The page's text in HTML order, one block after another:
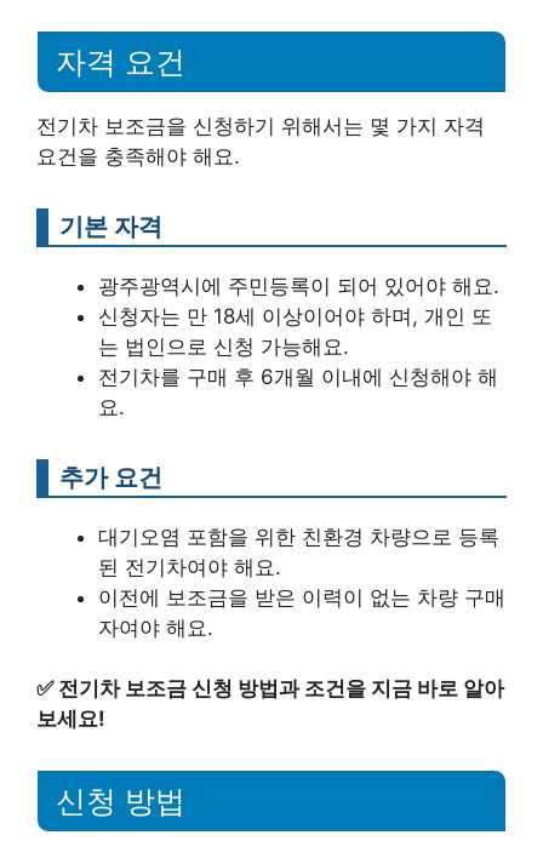
자격 요건
전기차 보조금을 신청하기 위해서는 몇 가지 자격
요건을 충족해야 해요.
기본 자격
광주광역시에 주민등록이 되어 있어야 해요.
신청자는 만 18세 이상이어야 하며, 개인 또
는 법인으로 신청 가능해요.
전기차를 구매 후 6개월 이내에 신청해야 해
요.
추가 요건
대기오염 포함을 위한 친환경 차량으로 등록
된 전기차여야 해요.
이전에 보조금을 받은 이력이 없는 차량 구매
자여야 해요.
✅ 전기차 보조금 신청 방법과 조건을 지금 바로 알아
보세요!
신청 방법